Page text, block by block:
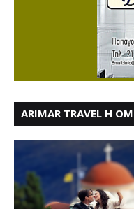
ARIMAR TRAVEL Η